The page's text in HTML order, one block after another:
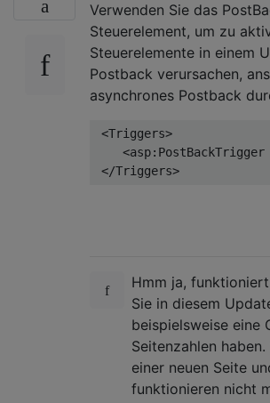
Verwenden Sie das
Steuerelement, um zu
Steuerelemente in einem
Postback verursachen,
asynchrones Postback
<Triggers>
<asp:PostBackTrigger
Hmm ja,
Sie in diesem
beispielsweise eine
Seitenzahlen
einer neuen Seite
funktionieren nicht